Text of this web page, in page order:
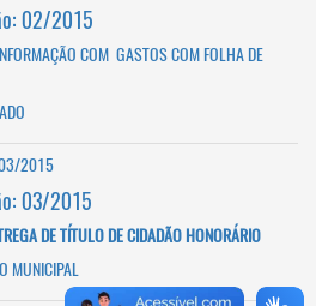
02/2015
COM GASTOS COM FOLHA DE
03/2015
03/2015
DE TÍTULO DE CIDADÃO HONORÁRIO
MUNICIPAL